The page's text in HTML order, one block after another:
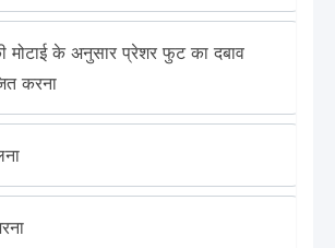
मोटाई के अनुसार प्रेशर फुट का दबाव
करना